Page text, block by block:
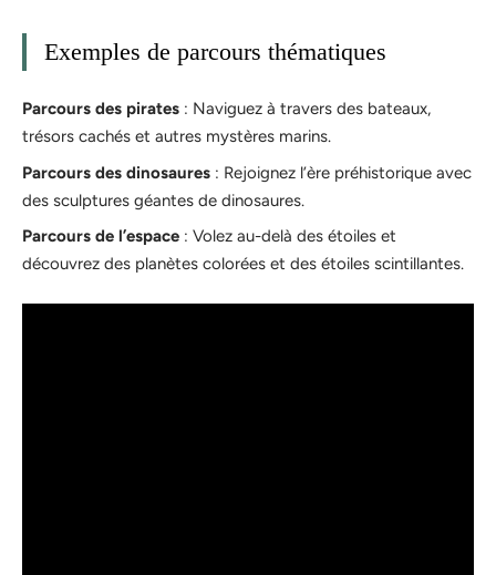
Exemples de parcours thématiques
Parcours des pirates : Naviguez à travers des bateaux,
trésors cachés et autres mystères marins.
Parcours des dinosaures : Rejoignez l’ère préhistorique avec
des sculptures géantes de dinosaures.
Parcours de l’espace : Volez au-delà des étoiles et
découvrez des planètes colorées et des étoiles scintillantes.